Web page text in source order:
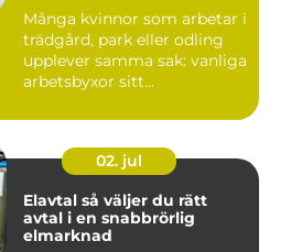
Många kvinnor som arbetar i
trädgård, park eller odling
upplever samma sak: vanliga
arbetsbyxor sitt...
02. jul
Elavtal så väljer du rätt
avtal i en snabbrörlig
elmarknad